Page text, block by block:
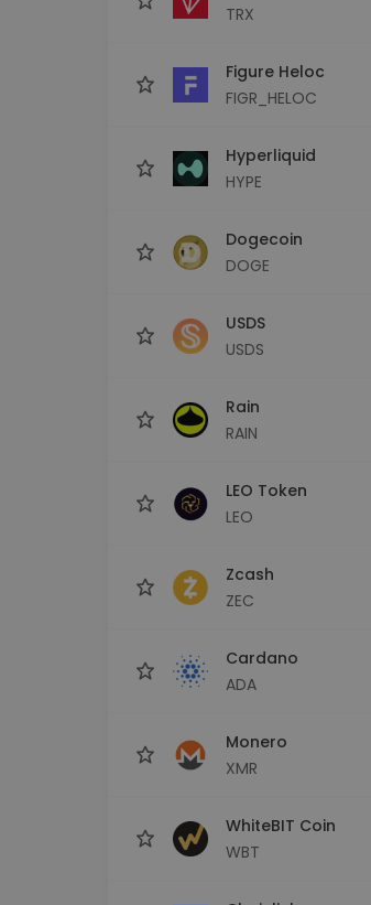
TRX
Figure Heloc
FIGR_HELOC
Hyperliquid
HYPE
Dogecoin
DOGE
USDS
USDS
Rain
RAIN
LEO Token
LEO
Zcash
ZEC
Cardano
ADA
Monero
XMR
WhiteBIT Coin
WBT